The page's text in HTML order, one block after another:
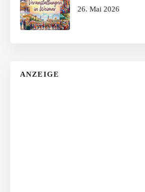
26. Mai 2026
ANZEIGE